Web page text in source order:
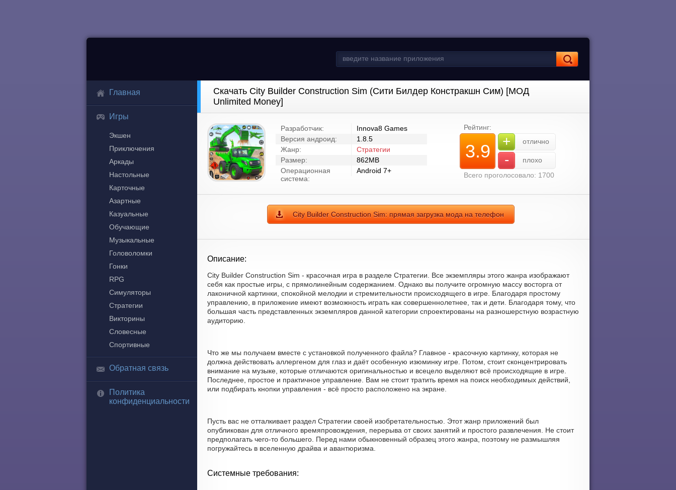
Главная
Игры
Экшен
Приключения
Аркады
Настольные
Карточные
Азартные
Казуальные
Обучающие
Музыкальные
Головоломки
Гонки
RPG
Симуляторы
Стратегии
Викторины
Словесные
Спортивные
Обратная связь
Политика
конфиденциальности
Скачать City Builder Construction Sim (Сити Билдер Констракшн Сим) [МОД
Unlimited Money]
Разработчик:
Innova8 Games
Версия андроид:
1.8.5
Жанр:
Стратегии
Размер:
862MB
Операционная
система:
Android 7+
Рейтинг:
3.9 + отлично
-
плохо
Всего проголосовало: 1700
City Builder Construction Sim: прямая загрузка мода на телефон
Описание:
City Builder Construction Sim - красочная игра в разделе Стратегии. Все экземпляры этого жанра изображают
себя как простые игры, с прямолинейным содержанием. Однако вы получите огромную массу восторга от
лаконичной картинки, спокойной мелодии и стремительности происходящего в игре. Благодаря простому
управлению, в приложение имеют возможность играть как совершеннолетнее, так и дети. Благодаря тому, что
большая часть представленных экземпляров данной категории спроектированы на разношерстную возрастную
аудиторию.
Что же мы получаем вместе с установкой полученного файла? Главное - красочную картинку, которая не
должна действовать аллергеном для глаз и даёт особенную изюминку игре. Потом, стоит сконцентрировать
внимание на музыке, которые отличаются оригинальностью и всецело выделяют всё происходящие в игре.
Последнее, простое и практичное управление. Вам не стоит тратить время на поиск необходимых действий,
или подбирать кнопки управления - всё просто расположено на экране.
Пусть вас не отталкивает раздел Стратегии своей изобретательностью. Этот жанр приложений был
опубликован для отличного времяпровождения, перерыва от своих занятий и простого развлечения. Не стоит
предполагать чего-то большего. Перед нами обыкновенный образец этого жанра, поэтому не размышляя
погружайтесь в вселенную драйва и авантюризма.
Системные требования: